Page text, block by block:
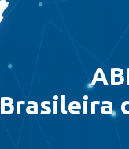
Brasileira